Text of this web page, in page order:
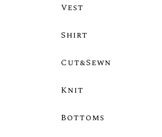
Vest
Shirt
Cut&Sewn
Knit
Bottoms